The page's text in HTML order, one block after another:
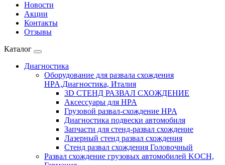
Новости
Акции
Контакты
Отзывы
Каталог
Диагностика
Оборудование для развала схождения
HPA,Диагностика, Италия
3D СТЕНД РАЗВАЛ СХОЖДЕНИЕ
Аксессуары для HPA
Грузовой развал-схождение HPA
Диагностика подвески автомобиля
Запчасти для стенд-развал схождение
Лазерный стенд развал схождения
Стенд развал схождения Головочный
Развал схождение грузовых автомобилей KOCH,